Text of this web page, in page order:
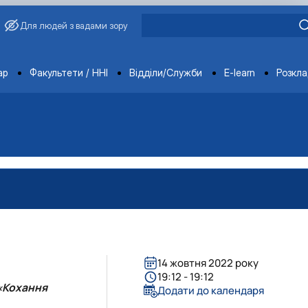
Для людей з вадами зору
Факультети / ННІ Відділи/Служби E-learn
14 жовтня 2022 року
19:12 - 19:12
Додати до календаря